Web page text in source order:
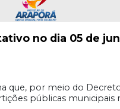
no dia 05 de
que, por meio do Decreto
públicas municipais